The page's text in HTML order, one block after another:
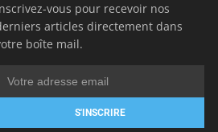
vous pour recevoir nos
articles directement dans
boîte mail.
S'INSCRIRE